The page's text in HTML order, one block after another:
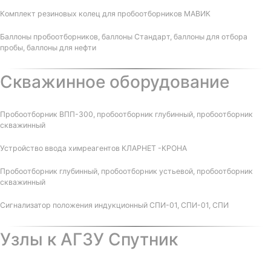
Комплект резиновых колец для пробоотборников МАВИК
Баллоны пробоотборников, баллоны Стандарт, баллоны для отбора
пробы, баллоны для нефти
Скважинное оборудование
Пробоотборник ВПП-300, пробоотборник глубинный, пробоотборник
скважинный
Устройство ввода химреагентов КЛАРНЕТ -КРОНА
Пробоотборник глубинный, пробоотборник устьевой, пробоотборник
скважинный
Сигнализатор положения индукционный СПИ-01, СПИ-01, СПИ
Узлы к АГЗУ Спутник